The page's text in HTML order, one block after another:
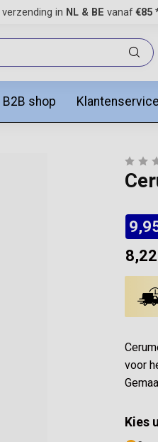
verzending in NL & BE vanaf€85
B2B shop Klantenservice
8,22
voor
Kies